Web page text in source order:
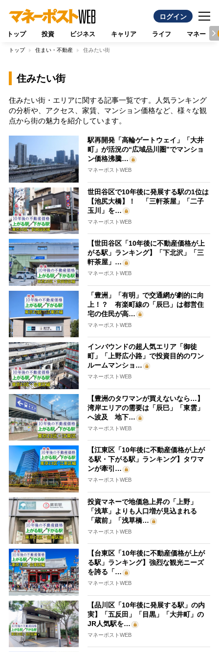
ログイン
トップ 投資 ビジネス キャリア ライフ マネー
トップ 住まい・不動産 住みたい街
住みたい街
住みたい街・エリアに関する記事一覧です。人気ランキング
の分析や、アクセス、家賃、マンション価格など、様々な観
点から街の魅力を紹介しています。
駅再開発「高輪ゲートウェイ」「大井
町」が活況の“広域品川圏”でマンショ
ン価格沸騰…
マネーポストWEB
世田谷区で10年後に発展する駅の1位は
【池尻大橋】！ 「三軒茶屋」「二子
玉川」を…
マネーポストWEB
【世田谷区「10年後に不動産価格が上
がる駅」ランキング】「下北沢」「三
軒茶屋」…
マネーポストWEB
「豊洲」「有明」で交通網が劇的に向
上！？ 有楽町線の「辰巳」は都営住
宅の住民が高…
マネーポストWEB
インバウンドの超人気エリア「御徒
町」「上野広小路」で投資目的のワン
ルームマンショ…
マネーポストWEB
【豊洲のタワマンが買えないなら…】
湾岸エリアの需要は「辰巳」「東雲」
へ波及 地下…
マネーポストWEB
【江東区「10年後に不動産価格が上が
る駅・下がる駅」ランキング】タワマ
ンが牽引…
マネーポストWEB
投資マネーで地価急上昇の「上野」
「浅草」よりも人口増が見込まれる
「蔵前」「浅草橋…
マネーポストWEB
【台東区「10年後に不動産価格が上が
る駅」ランキング】強烈な観光ニーズ
を誇る「…
マネーポストWEB
【品川区「10年後に発展する駅」の内
実】「五反田」「目黒」「大井町」の
JR人気駅を…
マネーポストWEB